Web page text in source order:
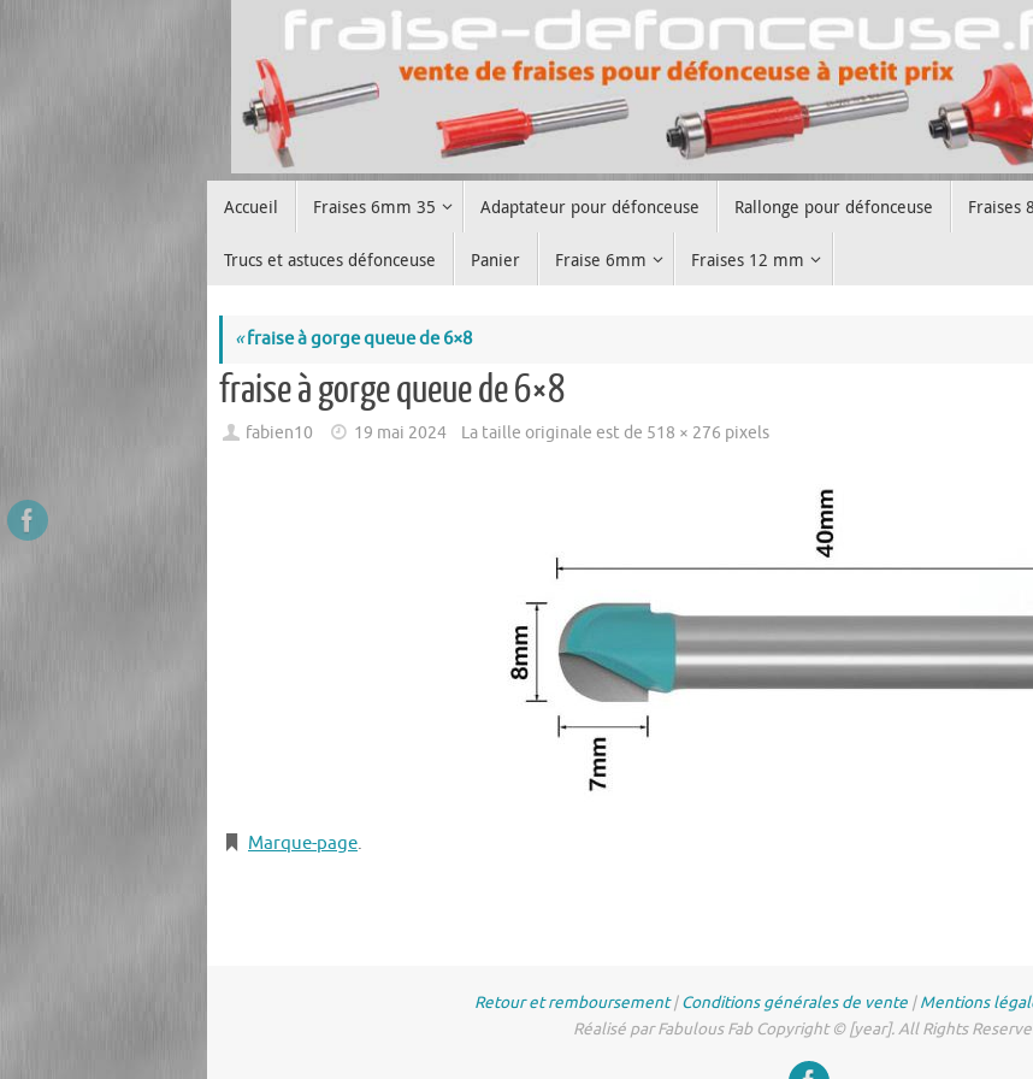
Accueil Fraises 6mm 35 Adaptateur pour défonceuse Rallonge pour défonceuse Fraises
Trucs et astuces défonceuse Panier Fraise 6mm Fraises 12 mm
«fraise à gorge queue de 6×8
fraise à gorge queue de 6×8
fabien10 19 mai 2024 La taille originale est de 518 × 276 pixels
Marque-page.
Retour et remboursement|Conditions générales de vente|Mentions
Réalisé par Fabulous Fab Copyright © [year]. All Rights